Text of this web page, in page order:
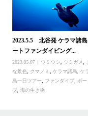
2023.5.5 北谷発 ケラマ諸
ートファンダイビング...
2023.05.07 ウミウシ ウミガメ
な景色
クマノミ ケラマ諸島
ケ
島一日ツアー
ファンダイブ,
ボー
ブ, 海の生き物